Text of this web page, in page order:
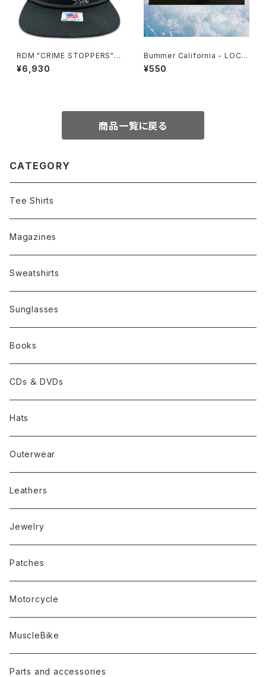
RDM "CRIME STOPPERS" H
at
¥6,930
Bummer California - LOCA
L KOOK STICKER
¥550
商品一覧に戻る
CATEGORY
Tee Shirts
Magazines
Sweatshirts
Sunglasses
Books
CDs ＆ DVDs
Hats
Outerwear
Leathers
Jewelry
Patches
Motorcycle
MuscleBike
Parts and accessories